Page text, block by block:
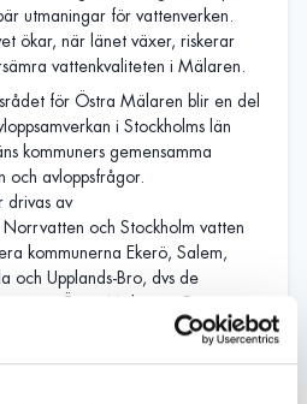
utmaningar för vattenverken.
ökar, när länet växer, riskerar
vattenkvaliteten i Mälaren.
för Östra Mälaren blir en del
i Stockholms län
kommuners gemensamma
och avloppsfrågor.
drivas av
och Stockholm vatten
kommunerna Ekerö, Salem,
och Upplands-Bro, dvs de
mot Östra Mälaren. Den
är att samordna